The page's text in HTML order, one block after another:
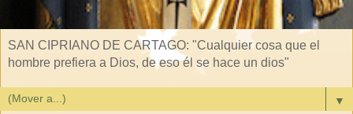
SAN CIPRIANO DE CARTAGO: "Cualquier cosa que el
hombre prefiera a Dios, de eso él se hace un dios"
▼